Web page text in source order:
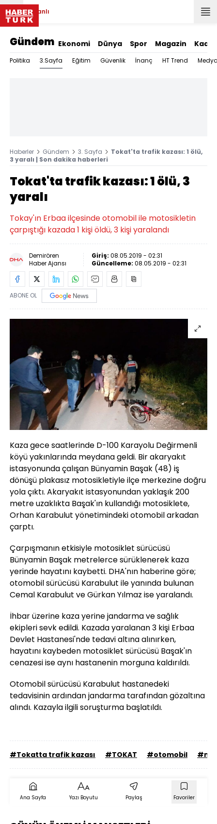
Canlı
Gündem Ekonomi Dünya Spor Magazin Kadın
Politika 3.Sayfa Eğitim Güvenlik İnanç HT Trend
Haberler Gündem 3. Sayfa
Tokat'ta trafik kazası: 1 ölü,
3 yaralı | Son dakika haberleri
Tokat'ta trafik kazası: 1 ölü, 3
yaralı
Tokay'ın Erbaa ilçesinde otomobil ile motosikletin
çarpıştığı kazada 1 kişi öldü, 3 kişi yaralandı
Demirören
Haber Ajansı
Giriş: 08.05.2019 - 02:31
Güncelleme: 08.05.2019 - 02:31
ABONE OL
Kaza gece saatlerinde D-100 Karayolu Değirmenli
köyü yakınlarında meydana geldi. Bir akaryakıt
istasyonunda çalışan Bünyamin Başak (48) iş
dönüşü plakasız motosikletiyle ilçe merkezine doğru
yola çıktı. Akaryakıt istasyonundan yaklaşık 200
metre uzaklıkta Başak'ın kullandığı motosiklete,
Orhan Karabulut yönetimindeki otomobil arkadan
çarptı.
Çarpışmanın etkisiyle motosiklet sürücüsü
Bünyamin Başak metrelerce sürüklenerek kaza
yerinde hayatını kaybetti. DHA'nın haberine göre;
otomobil sürücüsü Karabulut ile yanında bulunan
Cemal Karabulut ve Gürkan Yılmaz ise yaralandı.
İhbar üzerine kaza yerine jandarma ve sağlık
ekipleri sevk edildi. Kazada yaralanan 3 kişi Erbaa
Devlet Hastanesi'nde tedavi altına alınırken,
hayatını kaybeden motosiklet sürücüsü Başak'ın
cenazesi ise aynı hastanenin morguna kaldırıldı.
Otomobil sürücüsü Karabulut hastanedeki
tedavisinin ardından jandarma tarafından gözaltına
alındı. Kazayla ilgili soruşturma başlatıldı.
#Tokatta trafik kazası #TOKAT #otomobil
Ana Sayfa Yazı Boyutu Paylaş Favoriler